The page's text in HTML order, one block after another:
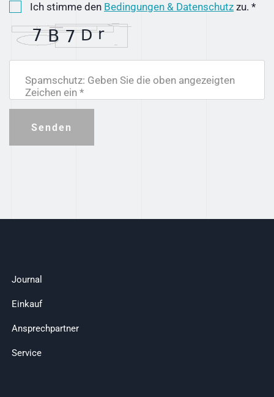
Ich stimme den Bedingungen & Datenschutz zu. *
Spamschutz: Geben Sie die oben angezeigten
Zeichen ein *
Senden
Journal
Einkauf
Ansprechpartner
Service